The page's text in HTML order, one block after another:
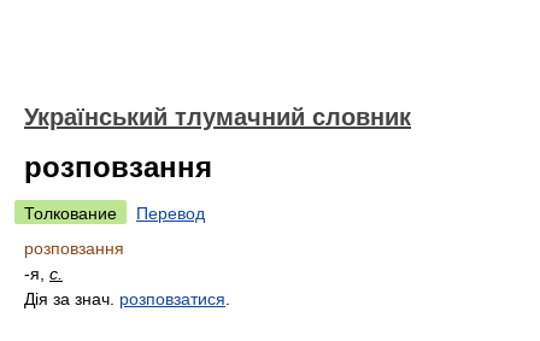
Український тлумачний словник
розповзання
Толкование
Перевод
розповзання
-я, с.
Дія за знач. розповзатися